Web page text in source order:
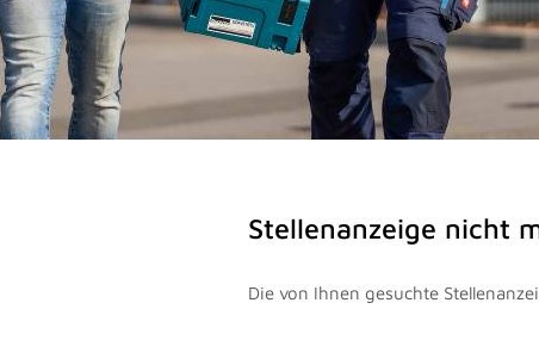
Stellenanzeige nicht
Die von Ihnen gesuchte